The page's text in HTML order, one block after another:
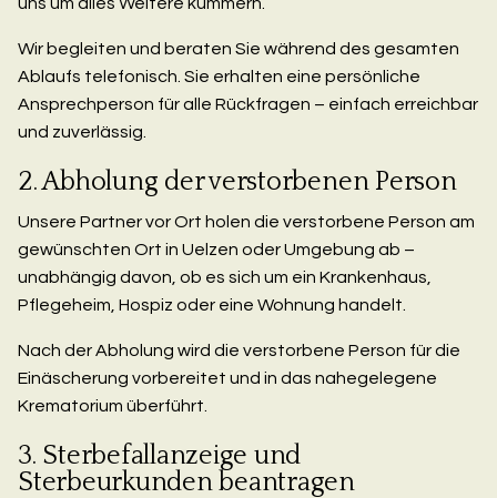
Wir begleiten und beraten Sie während des gesamten
Ablaufs telefonisch. Sie erhalten eine persönliche
Ansprechperson für alle Rückfragen – einfach erreichbar
und zuverlässig.
2. Abholung der verstorbenen Person
Unsere Partner vor Ort holen die verstorbene Person am
gewünschten Ort in Uelzen oder Umgebung ab –
unabhängig davon, ob es sich um ein Krankenhaus,
Pflegeheim, Hospiz oder eine Wohnung handelt.
Nach der Abholung wird die verstorbene Person für die
Einäscherung vorbereitet und in das nahegelegene
Krematorium überführt.
3. Sterbefallanzeige und
Sterbeurkunden beantragen